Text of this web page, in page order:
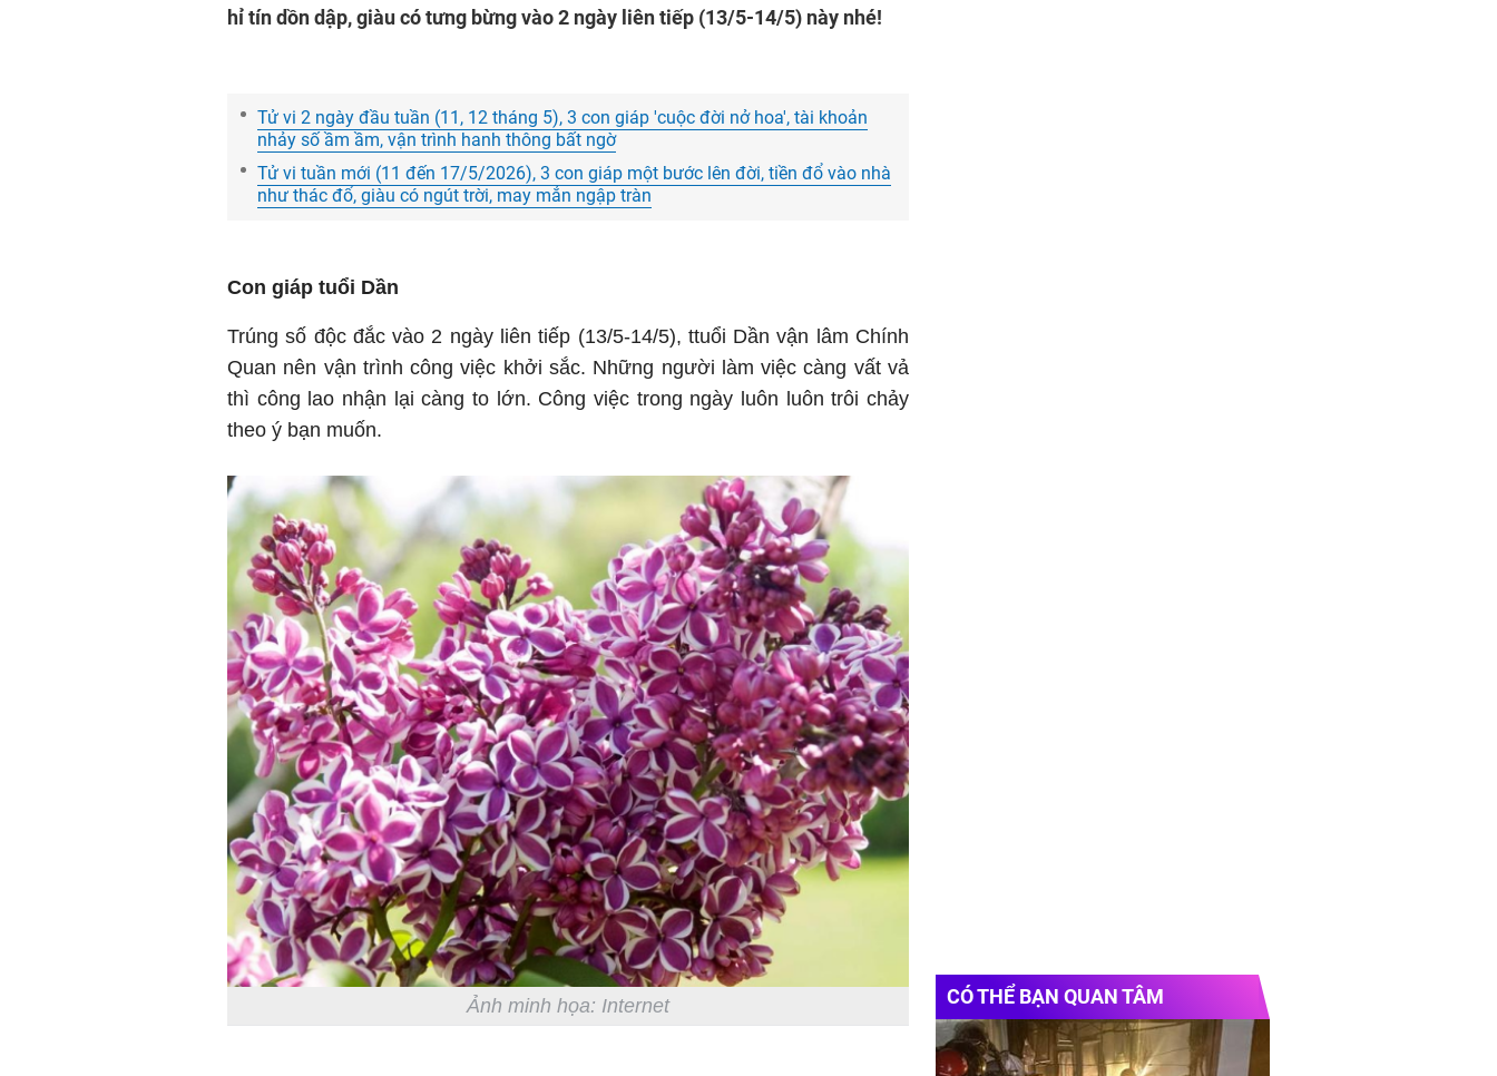
hỉ tín dồn dập, giàu có tưng bừng vào 2 ngày liên tiếp (13/5-14/5) này nhé!
Tử vi 2 ngày đầu tuần (11, 12 tháng 5), 3 con giáp 'cuộc đời nở hoa', tài khoản
nhảy số ầm ầm, vận trình hanh thông bất ngờ
Tử vi tuần mới (11 đến 17/5/2026), 3 con giáp một bước lên đời, tiền đổ vào nhà
như thác đổ, giàu có ngút trời, may mắn ngập tràn
Con giáp tuổi Dần
Trúng số độc đắc vào 2 ngày liên tiếp (13/5-14/5), ttuổi Dần vận lâm Chính
Quan nên vận trình công việc khởi sắc. Những người làm việc càng vất vả
thì công lao nhận lại càng to lớn. Công việc trong ngày luôn luôn trôi chảy
theo ý bạn muốn.
Ảnh minh họa: Internet CÓ THỂ BẠN QUAN TÂM